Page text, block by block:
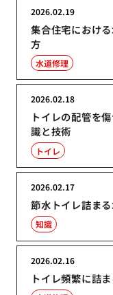
集合住宅におけ
方
2026.02.19
水道修理
トイレの配管を
識と技術
2026.02.18
トイレ
節水トイレ詰ま
2026.02.17
知識
トイレ頻繁に詰
2026.02.16